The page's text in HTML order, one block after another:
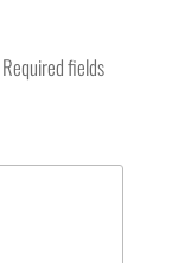
Required fields